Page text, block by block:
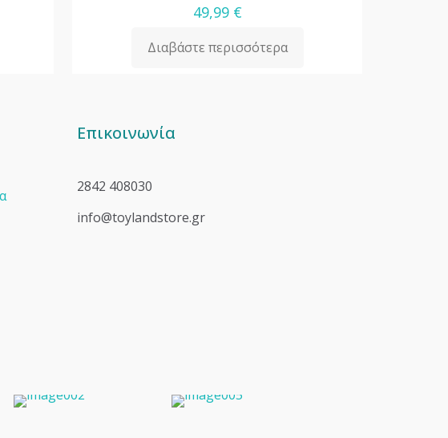
49,99 €
Διαβάστε περισσότερα
Επικοινωνία
2842 408030
info@toylandstore.gr